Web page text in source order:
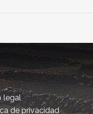
legal
de privacidad